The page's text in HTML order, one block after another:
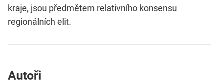
kraje, jsou předmětem relativního konsensu
regionálních elit.
Autoři